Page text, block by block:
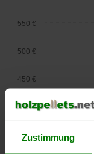
Zustimmung
350 €
400 €
450 €
500 €
550 €